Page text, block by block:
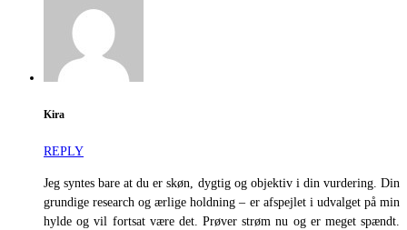
Kira
REPLY
Jeg syntes bare at du er skøn, dygtig og objektiv i din vurdering. Din
grundige research og ærlige holdning – er afspejlet i udvalget på min
hylde og vil fortsat være det. Prøver strøm nu og er meget spændt.